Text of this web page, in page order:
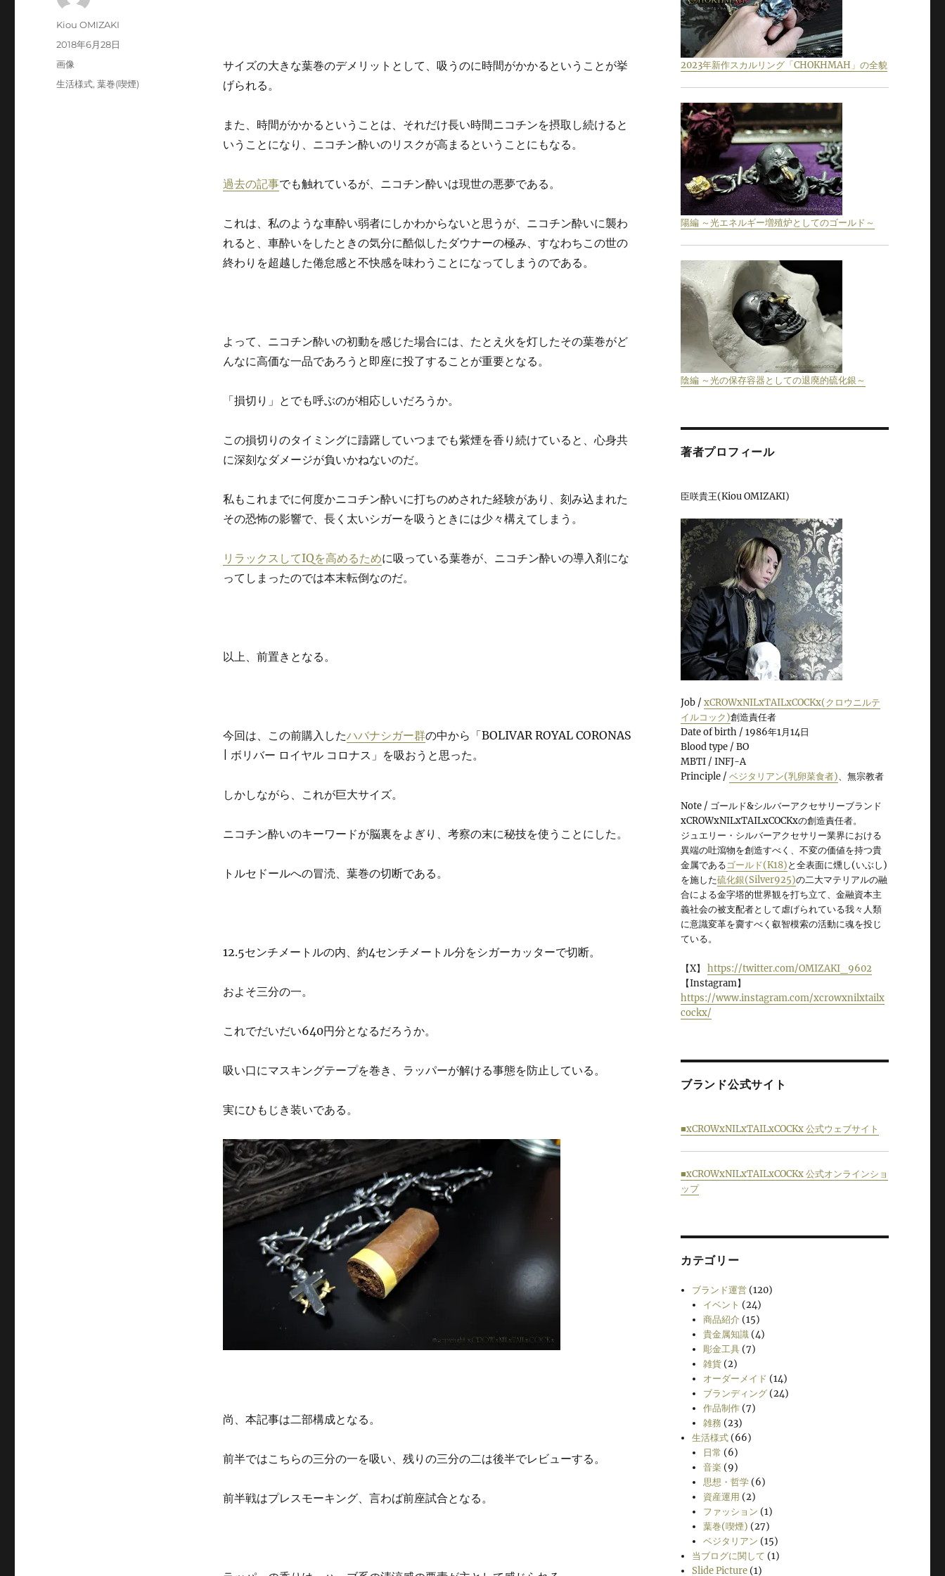
サイズの大きな葉巻のデメリットとして、吸うのに時間がかかるということが挙
げられる。
また、時間がかかるということは、それだけ長い時間ニコチンを摂取し続けると
いうことになり、ニコチン酔いのリスクが高まるということにもなる。
過去の記事でも触れているが、ニコチン酔いは現世の悪夢である。
これは、私のような車酔い弱者にしかわからないと思うが、ニコチン酔いに襲わ
れると、車酔いをしたときの気分に酷似したダウナーの極み、すなわちこの世の
終わりを超越した倦怠感と不快感を味わうことになってしまうのである。
よって、ニコチン酔いの初動を感じた場合には、たとえ火を灯したその葉巻がど
んなに高価な一品であろうと即座に投了することが重要となる。
「損切り」とでも呼ぶのが相応しいだろうか。
この損切りのタイミングに躊躇していつまでも紫煙を香り続けていると、心身共
に深刻なダメージが負いかねないのだ。
私もこれまでに何度かニコチン酔いに打ちのめされた経験があり、刻み込まれた
その恐怖の影響で、長く太いシガーを吸うときには少々構えてしまう。
リラックスしてIQを高めるために吸っている葉巻が、ニコチン酔いの導入剤にな
ってしまったのでは本末転倒なのだ。
以上、前置きとなる。
今回は、この前購入したハバナシガー群の中から「BOLIVAR ROYAL CORONAS
| ボリバー ロイヤル コロナス」を吸おうと思った。
しかしながら、これが巨大サイズ。
ニコチン酔いのキーワードが脳裏をよぎり、考察の末に秘技を使うことにした。
トルセドールへの冒涜、葉巻の切断である。
12.5センチメートルの内、約4センチメートル分をシガーカッターで切断。
およそ三分の一。
これでだいだい640円分となるだろうか。
吸い口にマスキングテープを巻き、ラッパーが解ける事態を防止している。
実にひもじき装いである。
尚、本記事は二部構成となる。
前半ではこちらの三分の一を吸い、残りの三分の二は後半でレビューする。
前半戦はプレスモーキング、言わば前座試合となる。
投
Kiou OMIZAKI
投
稿
2018年6月28日
フ
ォ
画像
カ
生活様式,葉巻(喫煙)
2023年新作スカルリング「CHOKHMAH」の全貌
陽編 ～光エネルギー増殖炉としてのゴールド～
陰編 ～光の保存容器としての退廃的硫化銀～
著者プロフィール
臣咲貴王(Kiou OMIZAKI)
Job / xCROWxNILxTAILxCOCKx(クロウニルテ
イルコック)創造責任者
Date of birth / 1986年1月14日
Blood type / BO
MBTI / INFJ-A
Principle / ベジタリアン(乳卵菜食者)、無宗教者
Note / ゴールド&シルバーアクセサリーブランド
xCROWxNILxTAILxCOCKxの創造責任者。
ジュエリー・シルバーアクセサリー業界における
異端の吐瀉物を創造すべく、不変の価値を持つ貴
金属であるゴールド(K18)と全表面に燻し(いぶし)
を施した硫化銀(Silver925)の二大マテリアルの融
合による金字塔的世界観を打ち立て、金融資本主
義社会の被支配者として虐げられている我々人類
に意識変革を齎すべく叡智模索の活動に魂を投じ
ている。
【X】 https://twitter.com/OMIZAKI_9602
【Instagram】
https://www.instagram.com/xcrowxnilxtailx
cockx/
ブランド公式サイト
■xCROWxNILxTAILxCOCKx 公式ウェブサイト
■xCROWxNILxTAILxCOCKx 公式オンラインショ
ップ
カテゴリー
ブランド運営 (120)
イベント (24)
商品紹介 (15)
貴金属知識 (4)
彫金工具 (7)
雑貨 (2)
オーダーメイド (14)
ブランディング (24)
作品制作 (7)
雑務 (23)
生活様式 (66)
日常 (6)
音楽 (9)
思想・哲学 (6)
資産運用 (2)
ファッション (1)
葉巻(喫煙) (27)
ベジタリアン (15)
当ブログに関して (1)
Slide Picture (1)